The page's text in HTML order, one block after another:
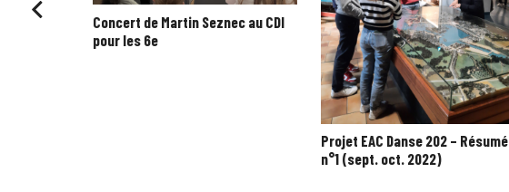
Concert de Martin Seznec au CDI
pour les 6e
Projet EAC Danse 202 – Résumé
n°1 (sept. oct. 2022)